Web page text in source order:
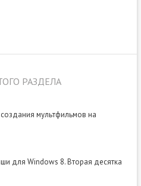
РАЗДЕЛА
мультфильмов на
для Windows 8. Вторая десятка